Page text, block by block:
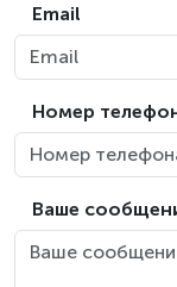
Email
Номер
Ваше